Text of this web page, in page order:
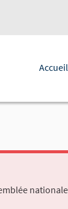
Accueil